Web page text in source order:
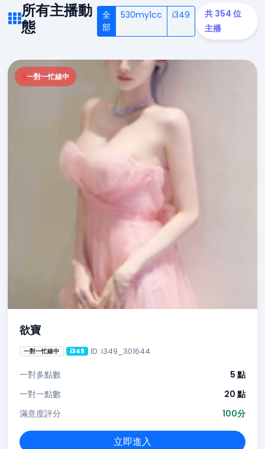
所有主播動
態
全
部
530my1cc i349
共 354 位
主播
一對一忙線中
欲寶
一對一忙線中 i349 ID: i349_301644
一對多點數
5 點
一對一點數
20 點
滿意度評分
100分
立即進入